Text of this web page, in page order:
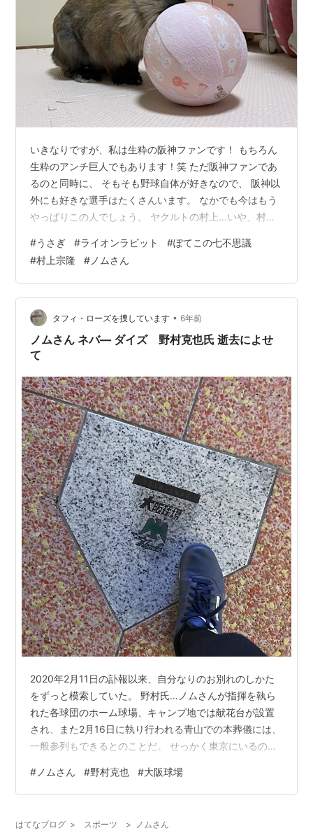
いきなりですが、私は生粋の阪神ファンです！ もちろん
生粋のアンチ巨人でもあります！笑 ただ阪神ファンであ
るのと同時に、 そもそも野球自体が好きなので、 阪神以
外にも好きな選手はたくさんいます。 なかでも今はもう
やっぱりこの人でしょう。 ヤクルトの村上…いや、村神
ので阪神ファンの私にとっては、 村上は敵チームの４番
なわけです。 でももう試合の行方そっちのけで、 村上の
バッティングに夢中でした 笑 そして迎えた6回表… おそ
らくあまり得意ではないであろう青柳から、 まさに完
璧！なバックスクリーン横へのHR！！ いやぁもう阪神フ
ァンやのに「すげー…
#うさぎ #ライオンラビット #ぽてこの七不思議
#村上宗隆 # ノムさん
タフィ・ローズを捜しています • 6年前
ノムさん ネバ― ダイズ 野村克也氏 逝去によせ
て
2020年2月11日の訃報以来、自分なりのお別れのしかた
をずっと模索していた。 野村氏…ノムさんが指揮を執ら
れた各球団のホーム球場、キャンプ地では献花台が設置
され、また2月16日に執り行われる青山での本葬儀には、
一般参列もできるとのことだ。 せっかく東京にいるのだ
いただこうかとも思ったが、どちらも行かないことにし
た。 行って、そこで泣くしかできないことが嫌なのだ。
見ると、行かないという決断が「冷たい、ファンとして
# ノムさん #野村克也 #大阪球場
はてなブログ > スポーツ > ノムさん